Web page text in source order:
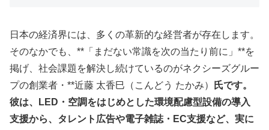
日本の経済界には、多くの革新的な経営者が存在します。
そのなかでも、**「まだない常識を次の当たり前に」**を
掲げ、社会課題を解決し続けているのがネクシーズグルー
プの創業者・**近藤 太香巳（こんどう たかみ）
氏です。
彼は、LED・空調をはじめとした環境配慮型設備の導入
支援から、タレント広告や電子雑誌・EC支援など、実に